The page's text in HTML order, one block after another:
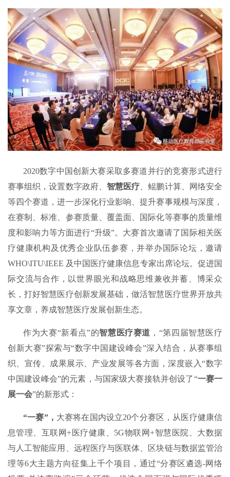
2020数字中国创新大赛采取多赛道并行的竞赛形式进行
赛事组织，设置数字政府、 智慧医疗 、鲲鹏计算、网络安全
等四个赛道，进一步深化行业影响、提升赛事规模与深度，
在赛制、标准、参赛质量、覆盖面、国际化等赛事的质量维
度和影响力等方面进行“升级”。大赛首次邀请了国际相关医
疗健康机构及优秀企业队伍参赛，并举办国际论坛，邀请
WHO\ITU\IEEE 及中国医疗健康信息专家出席论坛。促进国
际交流与合作，以世界眼光和战略思维兼收并蓄、博采众
长，打好智慧医疗创新发展基础，做活智慧医疗世界开放共
享文章，养成智慧医疗发展创新生态。
作为大赛“新看点”的智慧医疗赛道 ，“第四届智慧医疗
创新大赛”探索与“数字中国建设峰会”深入结合，从赛事组
织、宣传、成果展示、产业发展等各方面，深度嵌入“数字
中国建设峰会”的元素，与国家级大赛接轨并创设了“一赛一
展一会”的新形式：
“一赛”， 大赛将在国内设立20个分赛区，从医疗健康信
息管理、互联网+医疗健康、5G物联网+智慧医院、大数据
与人工智能应用、远程医疗与医联体、区块链与数据监管治
理等6大主题方向征集上千个项目，通过“分赛区遴选-网络